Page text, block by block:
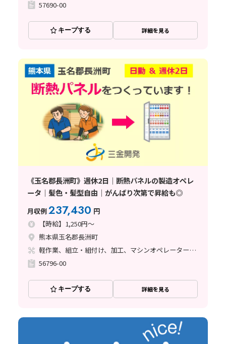
57690-00
キープする 詳細を見る
《玉名郡長洲町》週休2日｜断熱パネルの製造オペレ
ータ｜髪色・髪型自由｜がんばり次第で昇給も◎
月収例237,430 円
【時給】1,250円～
熊本県玉名郡長洲町
軽作業、組立・組付け、加工、マシンオペレーター、立ち作業、バリ取り
56796-00
キープする 詳細を見る